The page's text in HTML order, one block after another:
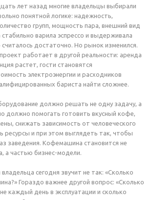
лет назад многие владельцы выбирали
понятной логике: надежность,
групп, мощность пара, внешний вид
варила эспрессо и выдерживала
считалось достаточно. Но рынок изменился.
работает в другой реальности: аренда
растет, гости становятся
электроэнергии и расходников
бариста найти сложнее.
должно решать не одну задачу, а
должно помогать готовить вкусный кофе,
снижать зависимость от человеческого
ресурсы и при этом выглядеть так, чтобы
заведения. Кофемашина становится не
а частью бизнес-модели.
сегодня звучит не так: «Сколько
Гораздо важнее другой вопрос: «Сколько
каждый день в эксплуатации и сколько